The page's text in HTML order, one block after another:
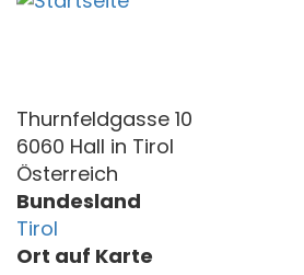
Direkt
Thurnfeldgasse 10
6060 Hall in Tirol
Österreich
Bundesland
Tirol
Ort auf Karte